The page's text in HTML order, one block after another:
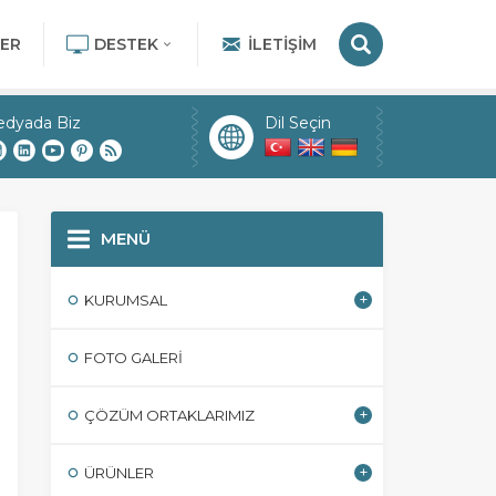
DESTEK İLETIŞIM
Biz Dil Seçin
MENÜ
KURUMSAL
FOTO GALERI
ÇÖZÜM ORTAKLARIMIZ
ÜRÜNLER